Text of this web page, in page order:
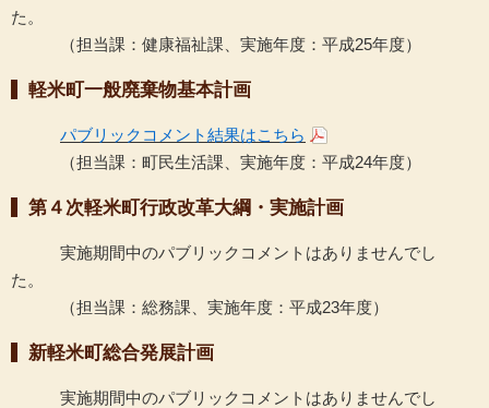
た。
（担当課：健康福祉課、実施年度：平成25年度）
軽米町一般廃棄物基本計画
パブリックコメント結果はこちら
（担当課：町民生活課、実施年度：平成24年度）
第４次軽米町行政改革大綱・実施計画
実施期間中のパブリックコメントはありませんでし
た。
（担当課：総務課、実施年度：平成23年度）
新軽米町総合発展計画
実施期間中のパブリックコメントはありませんでし